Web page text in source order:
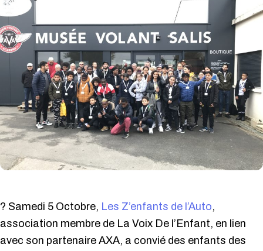
? Samedi 5 Octobre, Les Z’enfants de l’Auto,
association membre de La Voix De l’Enfant, en lien
avec son partenaire AXA, a convié des enfants des